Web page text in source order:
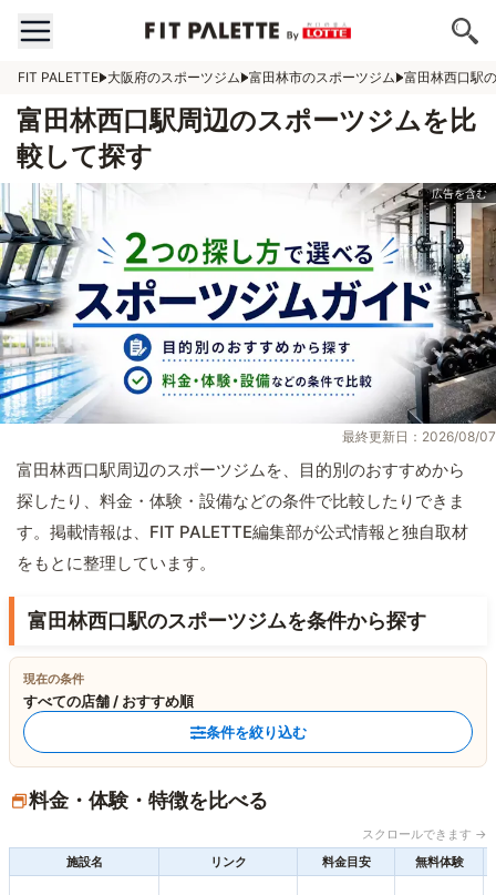
FIT PALETTE 大阪府のスポーツジム 富田林市のスポーツジム 富田林西口駅
富田林西口駅周辺のスポーツジムを比
較して探す
最終更新日：2026/08/07
富田林西口駅周辺のスポーツジムを、目的別のおすすめから
探したり、料金・体験・設備などの条件で比較したりできま
す。掲載情報は、FIT PALETTE編集部が公式情報と独自取材
をもとに整理しています。
富田林西口駅のスポーツジムを条件から探す
現在の条件
すべての店舗 / おすすめ順
条件を絞り込む
料金・体験・特徴を比べる
スクロールできます →
施設名
リンク 料金目安 無料体験